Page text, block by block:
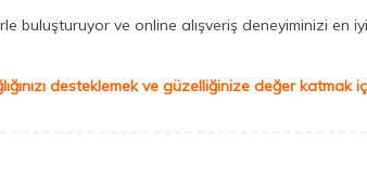
buluşturuyor ve online alışveriş deneyiminizi en
desteklemek ve güzelliğinize değer katmak